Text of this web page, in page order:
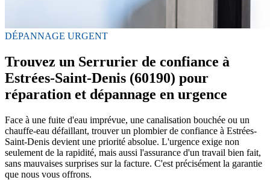
DÉPANNAGE URGENT
Trouvez un Serrurier de confiance à
Estrées-Saint-Denis (60190) pour
réparation et dépannage en urgence
Face à une fuite d'eau imprévue, une canalisation bouchée ou un
chauffe-eau défaillant, trouver un plombier de confiance à Estrées-
Saint-Denis devient une priorité absolue. L'urgence exige non
seulement de la rapidité, mais aussi l'assurance d'un travail bien fait,
sans mauvaises surprises sur la facture. C'est précisément la garantie
que nous vous offrons.